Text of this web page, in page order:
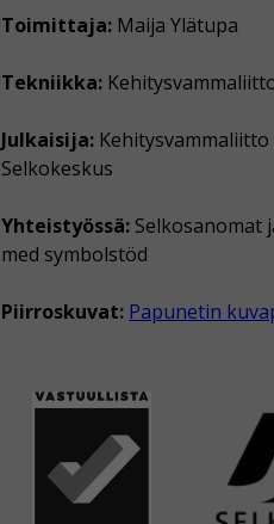
Toimittaja: Maija Ylätupa
Tekniikka:
Julkaisija:
Selkokeskus
Yhteistyössä: Selkosanomat
med symbolstöd
Piirroskuvat: Papunetin